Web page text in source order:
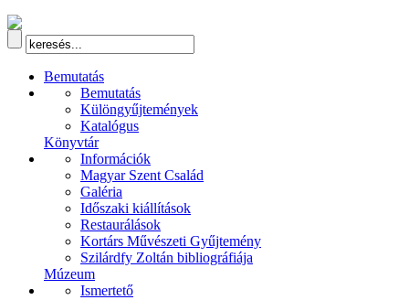
Bemutatás
Bemutatás
Különgyűjtemények
Katalógus
Könyvtár
Információk
Magyar Szent Család
Galéria
Időszaki kiállítások
Restaurálások
Kortárs Művészeti Gyűjtemény
Szilárdfy Zoltán bibliográfiája
Múzeum
Ismertető